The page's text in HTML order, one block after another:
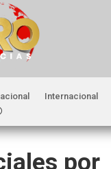
Internacional
por